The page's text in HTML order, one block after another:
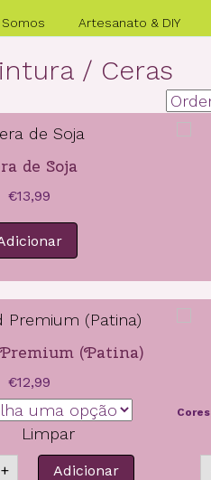
Artesanato & DIY
/ Ceras
de Soja
€13,99
(Patina)
€12,99
Limpar
+ Adicionar
Cores